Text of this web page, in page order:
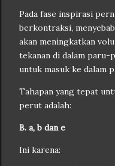
Pada fase inspirasi
berkontraksi,
akan meningkatkan
tekanan di dalam paru-
untuk masuk ke dalam
Tahapan yang tepat
perut adalah:
B. a, b dan e
Ini karena: